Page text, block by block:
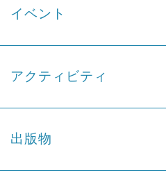
イベント
アクティビティ
出版物